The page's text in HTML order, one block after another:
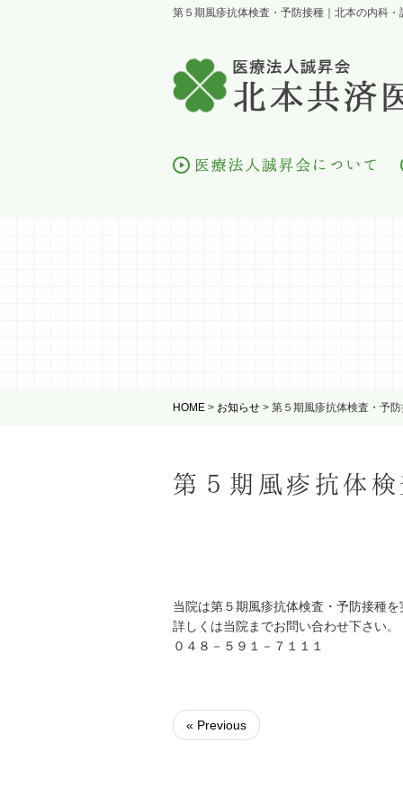
第５期風疹抗体検査・予防接種｜北本の内科
HOME > お知らせ > 第５期風疹抗体検査・予
第５期風疹抗体
当院は第５期風疹抗体検査・予防接種
詳しくは当院までお問い合わせ下さい。
０４８－５９１－７１１１
« Previous